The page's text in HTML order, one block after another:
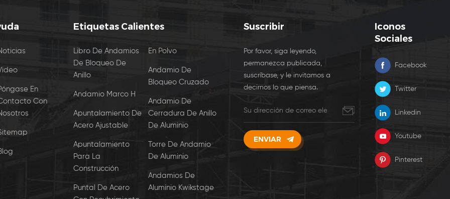
En
Con
Etiquetas Calientes
Libro De Andamios
De Bloqueo De
Anillo
Andamio Marco H
Apuntalamiento De
Acero Ajustable
Apuntalamiento
Para La
Construcción
Puntal De Acero
En Polvo
Andamio De
Bloqueo Cruzado
Andamio De
Cerradura De Anillo
De Aluminio
Torre De Andamio
De Aluminio
Andamios De
Aluminio Kwikstage
Suscribir
Por favor, siga leyendo,
permanezca publicada,
suscríbase, y le invitamos a
decirnos lo que piensa.
Iconos
Sociales
Facebook
Twitter
Linkedin
Youtube
Pinterest